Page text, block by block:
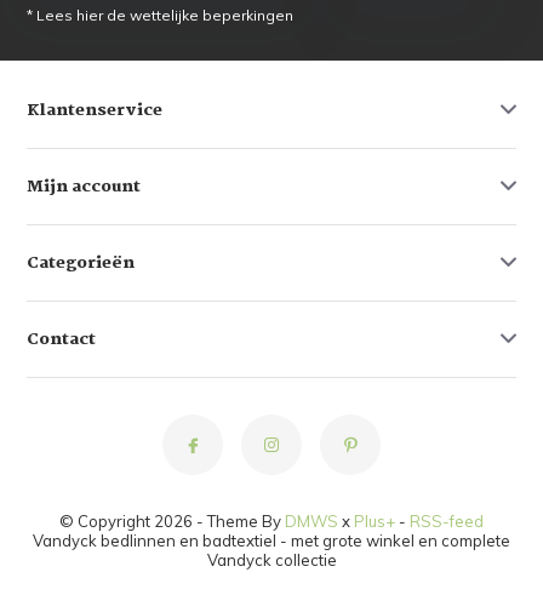
* Lees hier de wettelijke beperkingen
Klantenservice
Mijn account
Categorieën
Contact
© Copyright 2026 - Theme By DMWS x Plus+ - RSS-feed
Vandyck bedlinnen en badtextiel - met grote winkel en complete
Vandyck collectie